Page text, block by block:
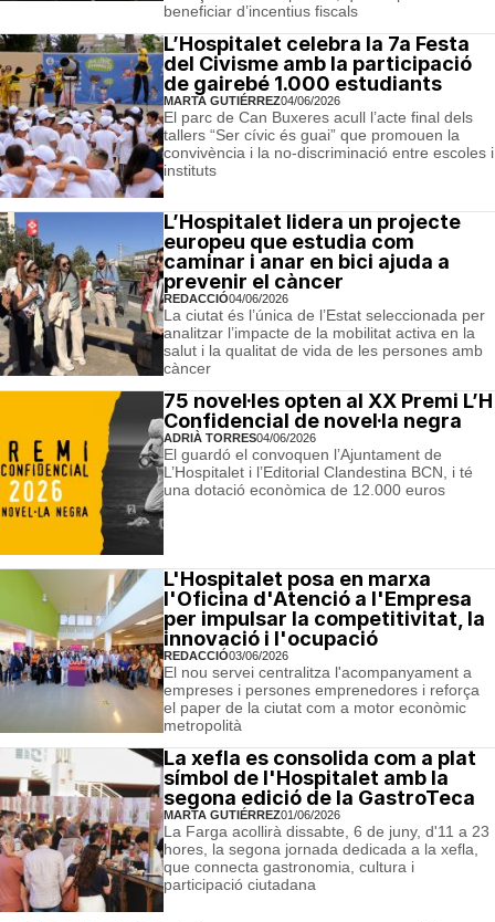
beneficiar d’incentius fiscals
L’Hospitalet celebra la 7a Festa
del Civisme amb la participació
de gairebé 1.000 estudiants
MARTA GUTIÉRREZ04/06/2026
El parc de Can Buxeres acull l’acte final dels
tallers “Ser cívic és guai” que promouen la
convivència i la no-discriminació entre escoles i
instituts
L’Hospitalet lidera un projecte
europeu que estudia com
caminar i anar en bici ajuda a
prevenir el càncer
REDACCIÓ04/06/2026
La ciutat és l’única de l’Estat seleccionada per
analitzar l’impacte de la mobilitat activa en la
salut i la qualitat de vida de les persones amb
càncer
75 novel·les opten al XX Premi L’H
Confidencial de novel·la negra
ADRIÀ TORRES04/06/2026
El guardó el convoquen l’Ajuntament de
L’Hospitalet i l’Editorial Clandestina BCN, i té
una dotació econòmica de 12.000 euros
L'Hospitalet posa en marxa
l'Oficina d'Atenció a l'Empresa
per impulsar la competitivitat, la
innovació i l'ocupació
REDACCIÓ03/06/2026
El nou servei centralitza l'acompanyament a
empreses i persones emprenedores i reforça
el paper de la ciutat com a motor econòmic
metropolità
La xefla es consolida com a plat
símbol de l'Hospitalet amb la
segona edició de la GastroTeca
MARTA GUTIÉRREZ01/06/2026
La Farga acollirà dissabte, 6 de juny, d'11 a 23
hores, la segona jornada dedicada a la xefla,
que connecta gastronomia, cultura i
participació ciutadana